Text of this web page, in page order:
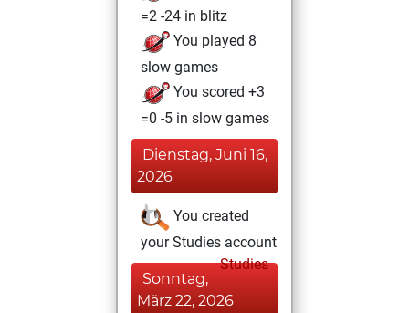
=2 -24 in blitz
You played 8
slow games
You scored +3
=0 -5 in slow games
Dienstag, Juni 16,
2026
You created
your Studies account
Studies
Sonntag,
März 22, 2026